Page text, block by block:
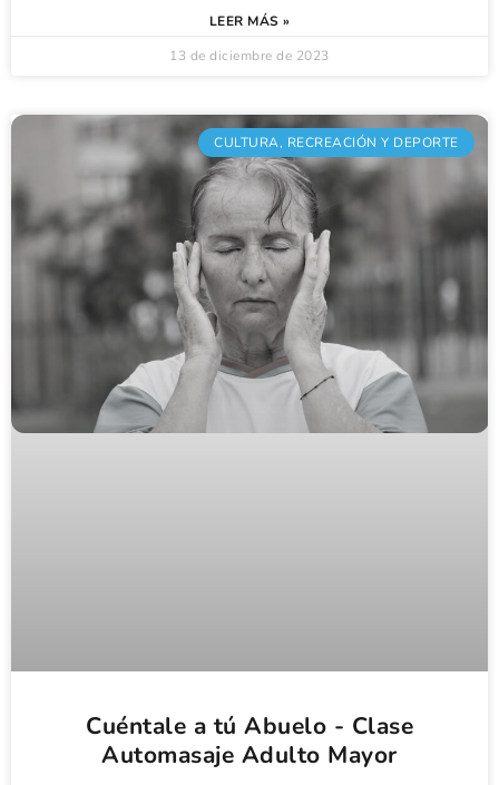
LEER MÁS »
13 de diciembre de 2023
CULTURA, RECREACIÓN Y DEPORTE
Cuéntale a tú Abuelo - Clase
Automasaje Adulto Mayor